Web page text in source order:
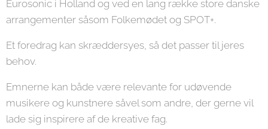
Eurosonic i Holland og ved en lang række store danske
arrangementer såsom Folkemødet og SPOT+.
Et foredrag kan skræddersyes, så det passer til jeres
behov.
Emnerne kan både være relevante for udøvende
musikere og kunstnere såvel som andre, der gerne vil
lade sig inspirere af de kreative fag.